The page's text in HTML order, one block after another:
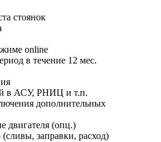
стоянок
online
в течение 12 мес.
в АСУ, РНИЦ и т.п.
дополнительных
двигателя (опц.)
заправки, расход)